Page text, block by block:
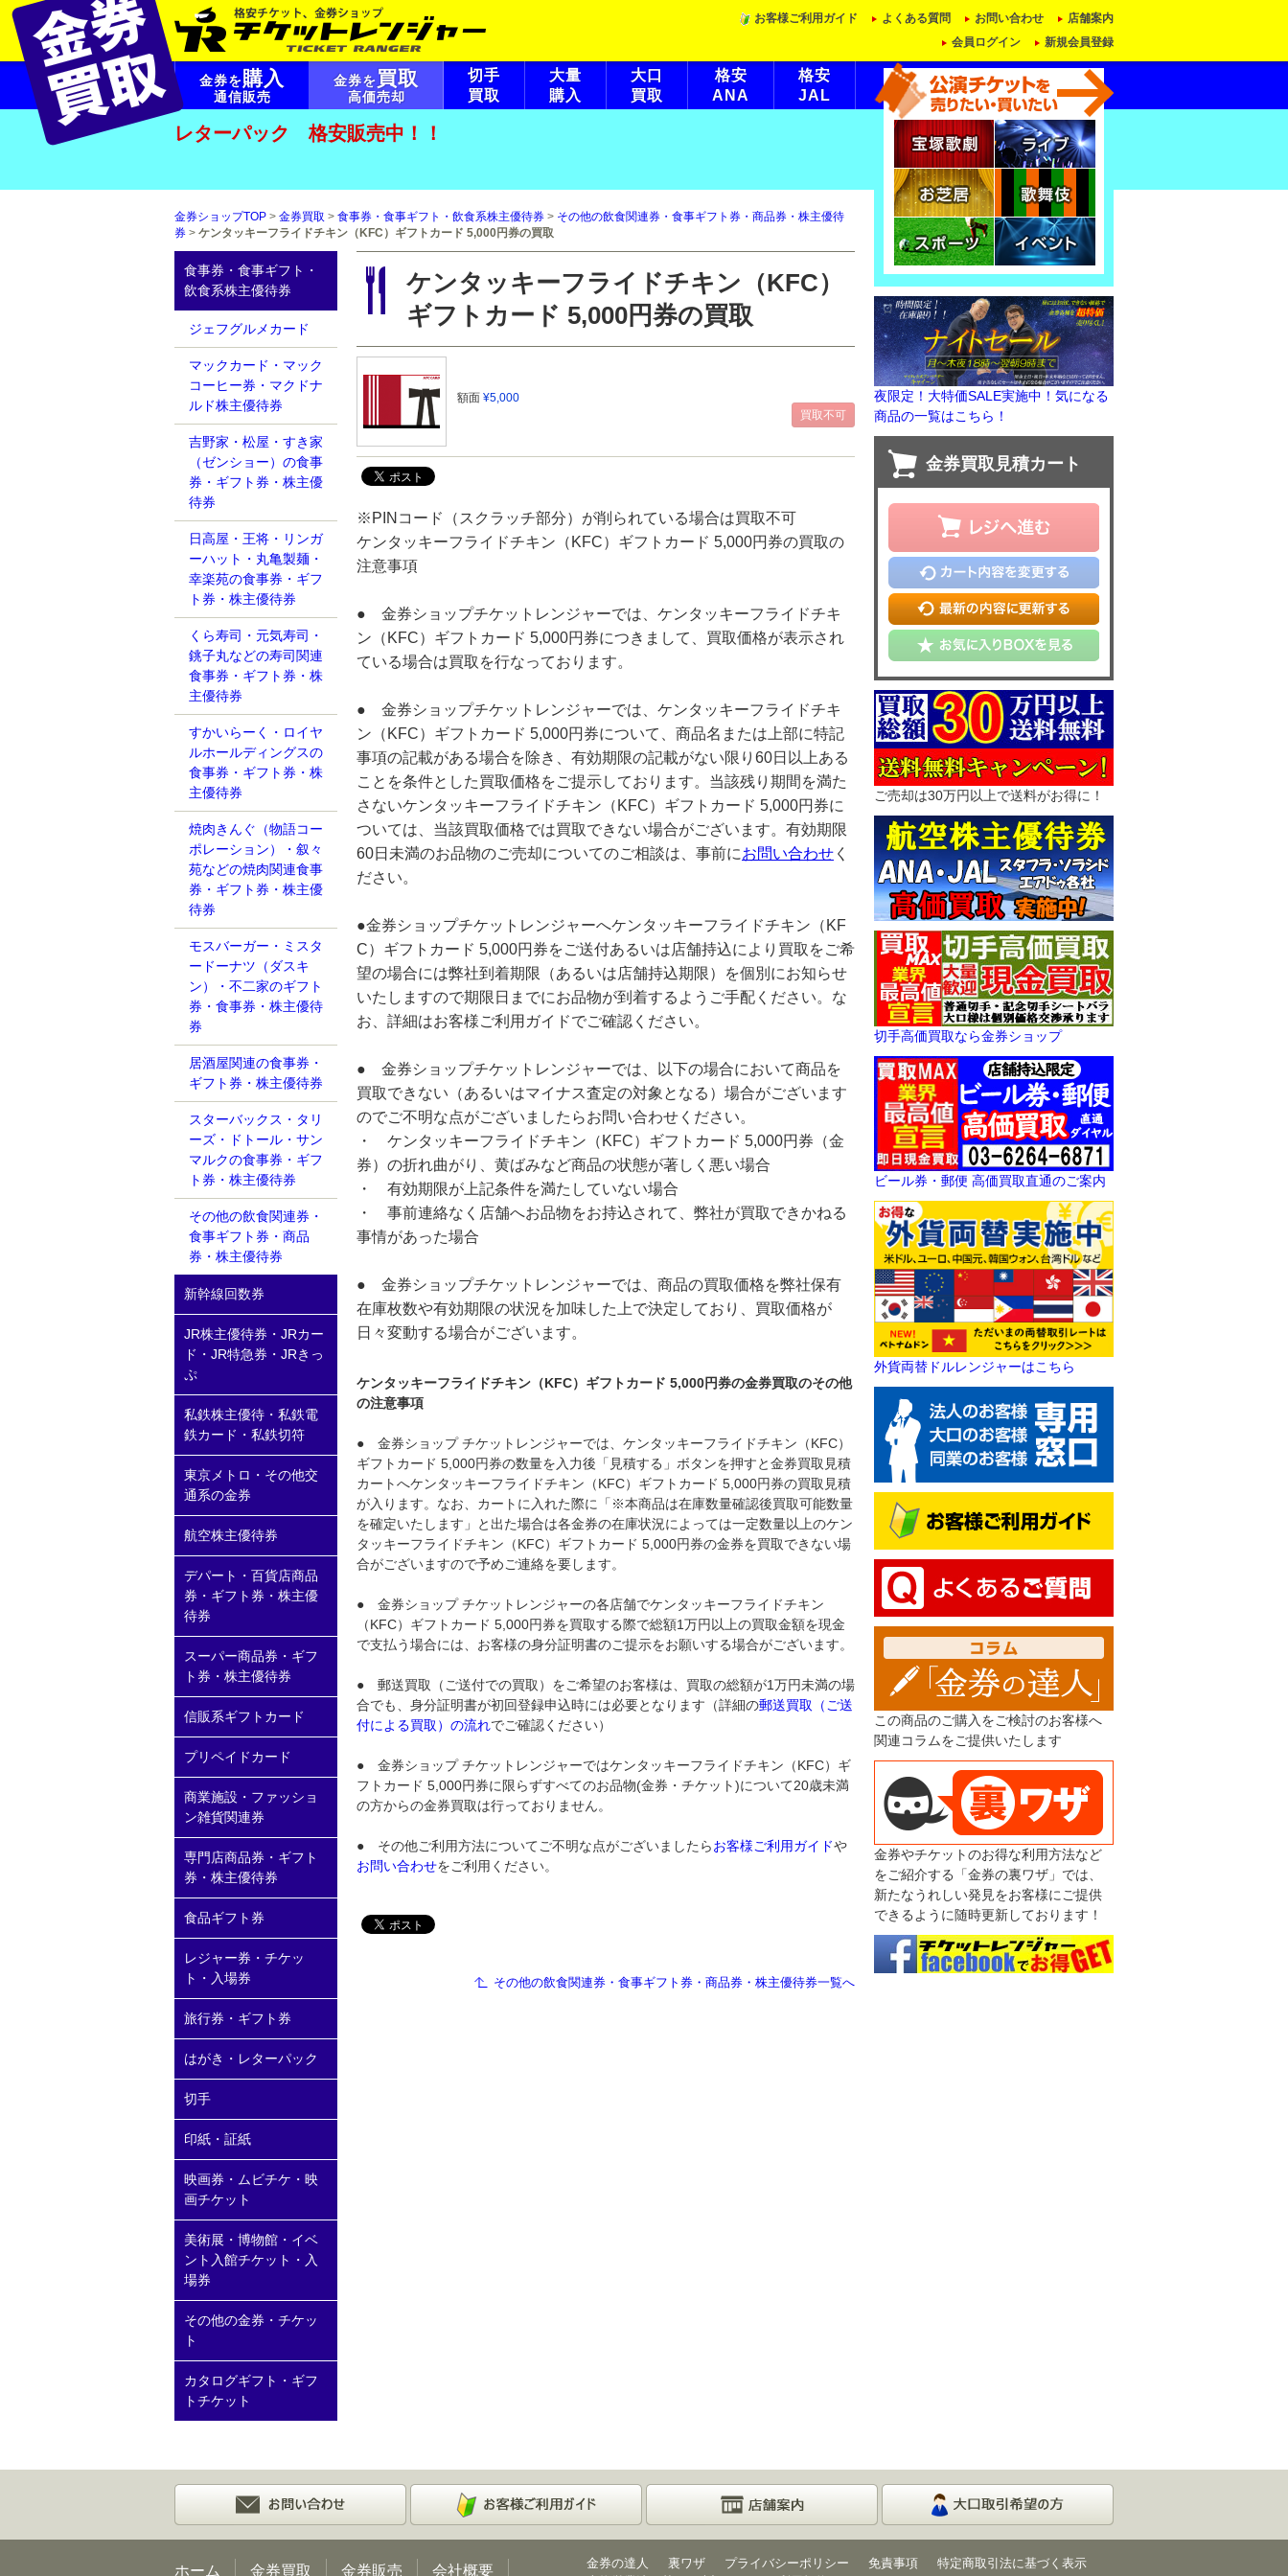
お客様ご利用ガイド よくある質問 お問い合わせ
店舗案内
会員ログイン
新規会員登録
金券を購入
通信販売
金券を買取
高価売却
切手
買取
大量
購入
大口
買取
格安
ANA
格安
JAL
レターパック 格安販売中！！
金券ショップTOP > 金券買取 > 食事券・食事ギフト・飲食系株主優待券 > その他の飲食関連券・食事ギフト券・商品券・株主優待
券 > ケンタッキーフライドチキン（KFC）ギフトカード 5,000円券の買取
ケンタッキーフライドチキン（KFC）
ギフトカード 5,000円券の買取
額面 ¥5,000
※PINコード（スクラッチ部分）が削られている場合は買取不可
ケンタッキーフライドチキン（KFC）ギフトカード 5,000円券の買取の
注意事項
● 金券ショップチケットレンジャーでは、ケンタッキーフライドチキ
ン（KFC）ギフトカード 5,000円券につきまして、買取価格が表示され
ている場合は買取を行なっております。
● 金券ショップチケットレンジャーでは、ケンタッキーフライドチキ
ン（KFC）ギフトカード 5,000円券について、商品名または上部に特記
事項の記載がある場合を除き、有効期限の記載がない限り60日以上ある
ことを条件とした買取価格をご提示しております。当該残り期間を満た
さないケンタッキーフライドチキン（KFC）ギフトカード 5,000円券に
ついては、当該買取価格では買取できない場合がございます。有効期限
60日未満のお品物のご売却についてのご相談は、事前にお問い合わせ く
ださい。
●金券ショップチケットレンジャーへケンタッキーフライドチキン（KF
C）ギフトカード 5,000円券をご送付あるいは店舗持込により買取をご希
望の場合には弊社到着期限（あるいは店舗持込期限）を個別にお知らせ
いたしますので期限日までにお品物が到着するようご手配ください。な
お、詳細はお客様ご利用ガイドでご確認ください。
● 金券ショップチケットレンジャーでは、以下の場合において商品を
買取できない（あるいはマイナス査定の対象となる）場合がございます
のでご不明な点がございましたらお問い合わせください。
・ ケンタッキーフライドチキン（KFC）ギフトカード 5,000円券（金
券）の折れ曲がり、黄ばみなど商品の状態が著しく悪い場合
・ 有効期限が上記条件を満たしていない場合
・ 事前連絡なく店舗へお品物をお持込されて、弊社が買取できかねる
事情があった場合
● 金券ショップチケットレンジャーでは、商品の買取価格を弊社保有
在庫枚数や有効期限の状況を加味した上で決定しており、買取価格が
日々変動する場合がございます。
ケンタッキーフライドチキン（KFC）ギフトカード 5,000円券の金券買取のその他
の注意事項
● 金券ショップ チケットレンジャーでは、ケンタッキーフライドチキン（KFC）
ギフトカード 5,000円券の数量を入力後「見積する」ボタンを押すと金券買取見積
カートへケンタッキーフライドチキン（KFC）ギフトカード 5,000円券の買取見積
が入ります。なお、カートに入れた際に「※本商品は在庫数量確認後買取可能数量
を確定いたします」と出た場合は各金券の在庫状況によっては一定数量以上のケン
タッキーフライドチキン（KFC）ギフトカード 5,000円券の金券を買取できない場
合がございますので予めご連絡を要します。
● 金券ショップ チケットレンジャーの各店舗でケンタッキーフライドチキン
（KFC）ギフトカード 5,000円券を買取する際で総額1万円以上の買取金額を現金
で支払う場合には、お客様の身分証明書のご提示をお願いする場合がございます。
● 郵送買取（ご送付での買取）をご希望のお客様は、買取の総額が1万円未満の場
合でも、身分証明書が初回登録申込時には必要となります（詳細の郵送買取（ご送
付による買取）の流れでご確認ください）
● 金券ショップ チケットレンジャーではケンタッキーフライドチキン（KFC）ギ
フトカード 5,000円券に限らずすべてのお品物(金券・チケット)について20歳未満
の方からの金券買取は行っておりません。
● その他ご利用方法についてご不明な点がございましたらお客様ご利用ガイドや
お問い合わせをご利用ください。
その他の飲食関連券・食事ギフト券・商品券・株主優待券一覧へ
食事券・食事ギフト・
飲食系株主優待券
ジェフグルメカード
マックカード・マック
コーヒー券・マクドナ
ルド株主優待券
吉野家・松屋・すき家
（ゼンショー）の食事
券・ギフト券・株主優
待券
日高屋・王将・リンガ
ーハット・丸亀製麺・
幸楽苑の食事券・ギフ
ト券・株主優待券
くら寿司・元気寿司・
銚子丸などの寿司関連
食事券・ギフト券・株
主優待券
すかいらーく・ロイヤ
ルホールディングスの
食事券・ギフト券・株
主優待券
焼肉きんぐ（物語コー
ポレーション）・叙々
苑などの焼肉関連食事
券・ギフト券・株主優
待券
モスバーガー・ミスタ
ードーナツ（ダスキ
ン）・不二家のギフト
券・食事券・株主優待
券
居酒屋関連の食事券・
ギフト券・株主優待券
スターバックス・タリ
ーズ・ドトール・サン
マルクの食事券・ギフ
ト券・株主優待券
その他の飲食関連券・
食事ギフト券・商品
券・株主優待券
新幹線回数券
JR株主優待券・JRカー
ド・JR特急券・JRきっ
ぷ
私鉄株主優待・私鉄電
鉄カード・私鉄切符
東京メトロ・その他交
通系の金券
航空株主優待券
デパート・百貨店商品
券・ギフト券・株主優
待券
スーパー商品券・ギフ
ト券・株主優待券
信販系ギフトカード
プリペイドカード
商業施設・ファッショ
ン雑貨関連券
専門店商品券・ギフト
券・株主優待券
食品ギフト券
レジャー券・チケッ
ト・入場券
旅行券・ギフト券
はがき・レターパック
切手
印紙・証紙
映画券・ムビチケ・映
画チケット
美術展・博物館・イベ
ント入館チケット・入
場券
その他の金券・チケッ
ト
カタログギフト・ギフ
トチケット
夜限定！大特価SALE実施中！気になる
商品の一覧はこちら！
金券買取見積カート
ご売却は30万円以上で送料がお得に！
切手高価買取なら金券ショップ
ビール券・郵便 高価買取直通のご案内
外貨両替ドルレンジャーはこちら
この商品のご購入をご検討のお客様へ
関連コラムをご提供いたします
金券やチケットのお得な利用方法など
をご紹介する「金券の裏ワザ」では、
新たなうれしい発見をお客様にご提供
できるように随時更新しております！
ホーム 金券買取 金券販売 会社概要 金券の達人 裏ワザ プライバシーポリシー 免責事項
特定商取引法に基づく表示